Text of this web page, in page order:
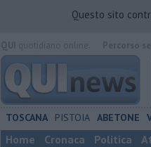
Questo sito
TOSCANA PISTOIA ABETONE
Home Cronaca Politica